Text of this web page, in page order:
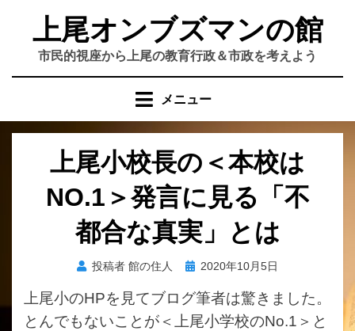
上尾オンブズマンの館
市民的視座から上尾の教育行政＆市政を考えよう
メニュー
上尾小校長の＜本校は
NO.1＞発言に見る「不
都合な真実」とは
投稿者 館の住人
投
日:
2020年10月5日
上尾小のHPを見てブログ筆者は驚きました。
とんでもないことが＜上尾小学校のNo.1 ＞と